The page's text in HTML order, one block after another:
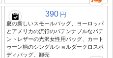
390 円
夏の新しいスモールバッグ、ヨーロッパ
とアメリカの流行のパテンナブルなパテ
ントレザーの光沢女性用バッグ、カート
ゥーン柄のシングルショルダークロスボ
ディバッグ、卸売